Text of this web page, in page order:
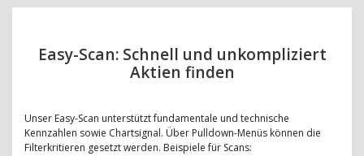
Easy-Scan: Schnell und unkompliziert
Aktien finden
Unser Easy-Scan unterstützt fundamentale und technische
Kennzahlen sowie Chartsignal. Über Pulldown-Menüs können die
Filterkritieren gesetzt werden. Beispiele für Scans: